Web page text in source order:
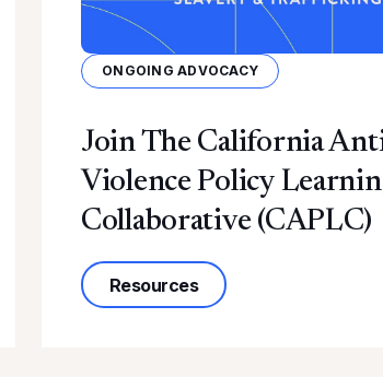
Understanding AB 910
ONGOING ADVOCACY
Join The California
Violence Policy
Collaborative (CAPLC)
Resourcesabout Join the